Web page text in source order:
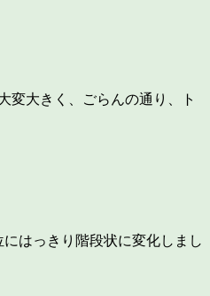
変大きく、ごらんの通り、ト
はっきり階段状に変化しまし